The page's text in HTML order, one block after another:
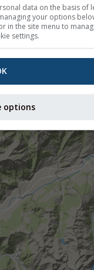
data on the basis of
your options
in the site menu to
settings.
options